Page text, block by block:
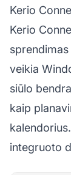
Kerio
Kerio
veikia
siūlo
kaip
integruoto